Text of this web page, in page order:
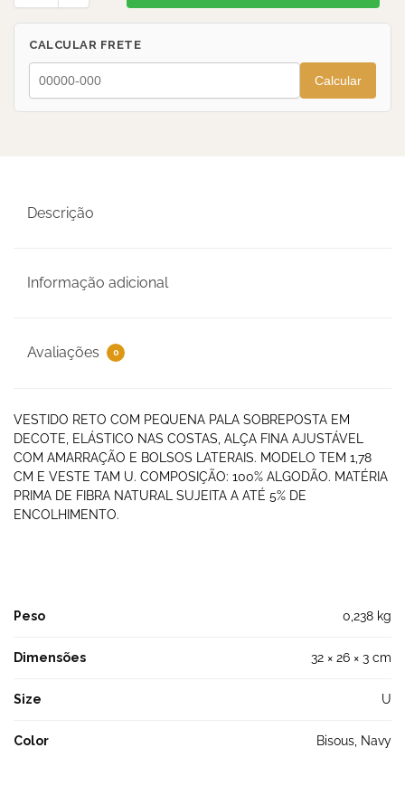
CALCULAR FRETE
Calcular
Descrição
Informação adicional
Avaliações 0
VESTIDO RETO COM PEQUENA PALA SOBREPOSTA EM
DECOTE, ELÁSTICO NAS COSTAS, ALÇA FINA AJUSTÁVEL
COM AMARRAÇÃO E BOLSOS LATERAIS. MODELO TEM 1,78
CM E VESTE TAM U. COMPOSIÇÃO: 100% ALGODÃO. MATÉRIA
PRIMA DE FIBRA NATURAL SUJEITA A ATÉ 5% DE
ENCOLHIMENTO.
Peso 0,238 kg
Dimensões 32 × 26 × 3 cm
Size U
Color Bisous, Navy